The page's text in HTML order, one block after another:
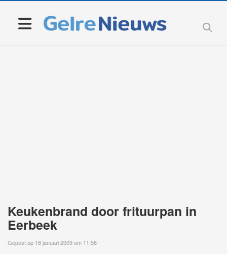
Keukenbrand door frituurpan in
Eerbeek
Gepost op 18 januari 2009 om 11:56